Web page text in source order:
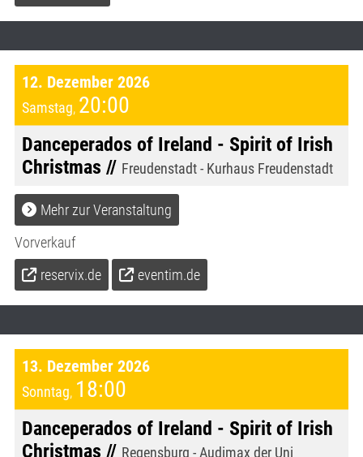
12. Dezember 2026
Samstag, 20:00
Danceperados of Ireland - Spirit of Irish
Christmas // Freudenstadt - Kurhaus Freudenstadt
Mehr zur Veranstaltung
Vorverkauf
reservix.de
eventim.de
13. Dezember 2026
Sonntag, 18:00
Danceperados of Ireland - Spirit of Irish
Christmas // Regensburg - Audimax der Uni